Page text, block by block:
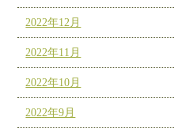
2022年12月
2022年11月
2022年10月
2022年9月